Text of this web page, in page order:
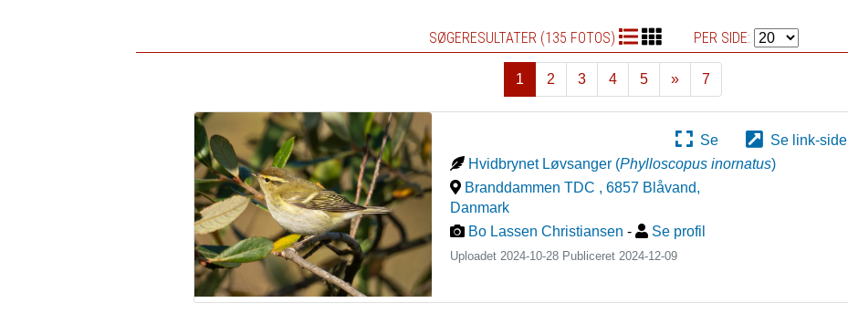
SØGERESULTATER (135 FOTOS) PER SIDE:
1 2 3 4 5
»
Næste
7
Se
Se link-side
Hvidbrynet Løvsanger (Phylloscopus inornatus)
Branddammen TDC , 6857 Blåvand,
Danmark
Bo Lassen Christiansen - Se profil
Uploadet 2024-10-28 Publiceret2024-12-09